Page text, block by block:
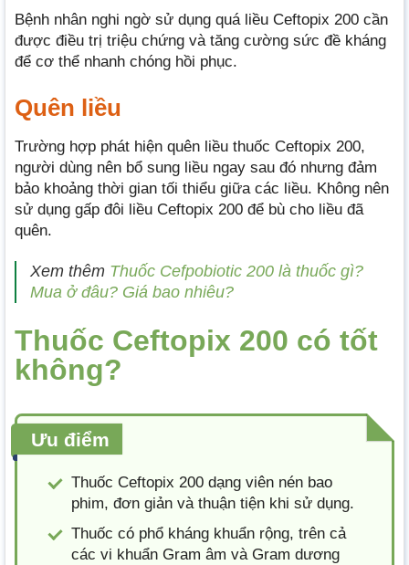
Bệnh nhân nghi ngờ sử dụng quá liều Ceftopix 200 cần
được điều trị triệu chứng và tăng cường sức đề kháng
để cơ thể nhanh chóng hồi phục.
Quên liều
Trường hợp phát hiện quên liều thuốc Ceftopix 200,
người dùng nên bổ sung liều ngay sau đó nhưng đảm
bảo khoảng thời gian tối thiểu giữa các liều. Không nên
sử dụng gấp đôi liều Ceftopix 200 để bù cho liều đã
quên.
Xem thêm Thuốc Cefpobiotic 200 là thuốc gì?
Mua ở đâu? Giá bao nhiêu?
Thuốc Ceftopix 200 có tốt
không?
Ưu điểm
Thuốc Ceftopix 200 dạng viên nén bao
phim, đơn giản và thuận tiện khi sử dụng.
Thuốc có phổ kháng khuẩn rộng, trên cả
các vi khuẩn Gram âm và Gram dương